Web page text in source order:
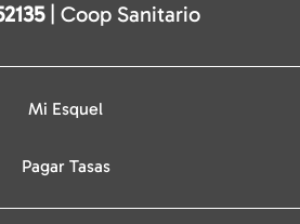
| Coop Sanitario
Mi Esquel
Pagar Tasas